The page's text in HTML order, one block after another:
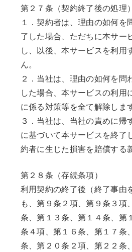
第２７条（契約終了後の処理）
１．契約者は、理由の如何を
了した場合、ただちに本サー
し、以後、本サービスを利用
ん。
２．当社は、理由の如何を問
した場合、本サービスの利用
に係る対策等を全て解除します
３．当社は、当社の責めに帰
に基づいて本サービスを終了
約者に生じた損害を賠償する
第２８条（存続条項）
利用契約の終了後（終了事由
も、第９条２項、第９条３項
条、第１３条、第１４条、第
条４項、第１６条、第１７条
条、第２０条２項、第２２条